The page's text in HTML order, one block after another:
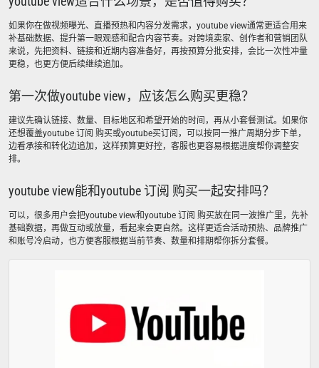
如果你在做视频曝光、直播预热和内容分发需求，youtube view通常更适合用来
补基础数据、提升第一眼观感和配合内容节奏。对跨境卖家、创作者和营销团队
来说，先把资料、链接和近期内容准备好，再按预算分批安排，会比一次性冲量
更稳，也更方便后续继续追加。
第一次做youtube view，应该怎么购买更稳？
建议先确认链接、数量、目标地区和希望开始的时间，再从小套餐测试。如果你
还想覆盖youtube 订阅 购买或youtube买订阅，可以按同一推广周期分步下单，
边看承接和转化边追加，这样预算更好控，客服也更容易根据进度帮你调整安
排。
youtube view能和youtube 订阅 购买一起安排吗？
可以，很多用户会把youtube view和youtube 订阅 购买放在同一波推广里，先补
基础数据，再做互动或放量，看起来会更自然。这样更适合活动预热、品牌推广
和账号冷启动，也方便客服根据当前节奏、数量和排期帮你拆分套餐。